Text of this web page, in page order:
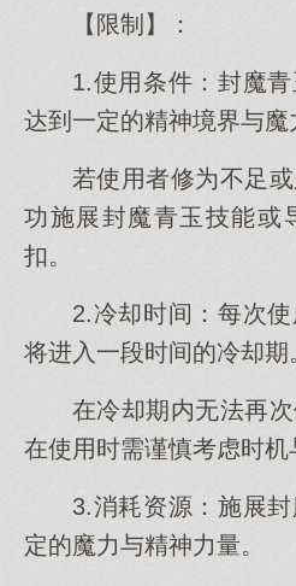
【限制】：
1.使用条件：封魔
达到一定的精神境界与魔
若使用者修为不足
功施展封魔青玉技能或
扣。
2.冷却时间：每次
将进入一段时间的冷却期
在冷却期内无法再
在使用时需谨慎考虑时机
3.消耗资源：施展
定的魔力与精神力量。